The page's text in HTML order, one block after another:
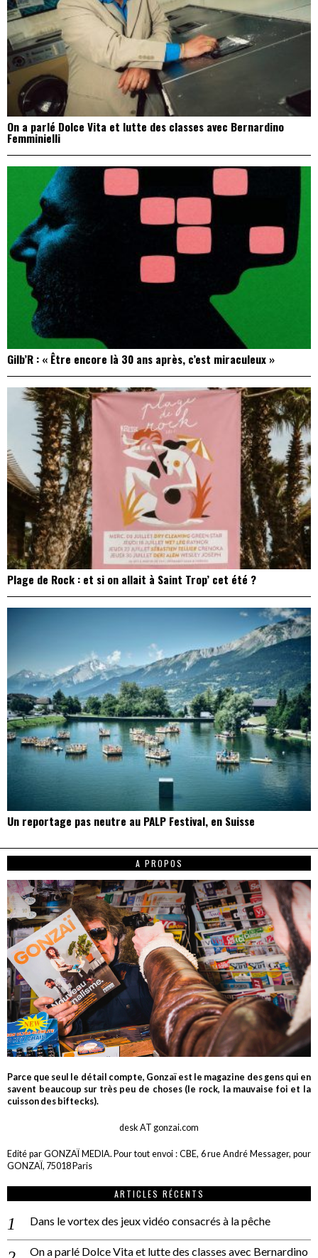
On a parlé Dolce Vita et lutte des classes avec Bernardino
Femminielli
Gilb’R : « Être encore là 30 ans après, c’est miraculeux »
Plage de Rock : et si on allait à Saint Trop’ cet été ?
Un reportage pas neutre au PALP Festival, en Suisse
A PROPOS
Parce que seul le détail compte, Gonzaï est le magazine des gens qui en
savent beaucoup sur très peu de choses (le rock, la mauvaise foi et la
cuisson des biftecks).
desk AT gonzai.com
Edité par GONZAÏ MEDIA. Pour tout envoi : CBE, 6 rue André Messager, pour
GONZAÏ, 75018 Paris
ARTICLES RÉCENTS
Dans le vortex des jeux vidéo consacrés à la pêche
On a parlé Dolce Vita et lutte des classes avec Bernardino